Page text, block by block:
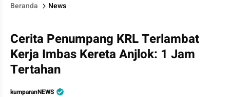
Beranda News
Cerita Penumpang KRL Terlambat
Kerja Imbas Kereta Anjlok: 1 Jam
Tertahan
kumparanNEWS